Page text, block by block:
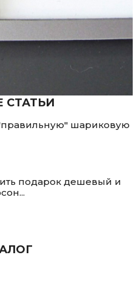
СТАТЬИ
"правильную" шариковую
подарок дешевый и